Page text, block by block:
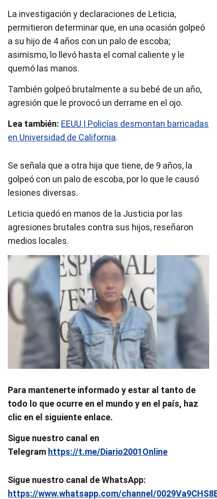
La investigación y declaraciones de Leticia,
permitieron determinar que, en una ocasión golpeó
a su hijo de 4 años con un palo de escoba;
asimismo, lo llevó hasta el comal caliente y le
quemó las manos.
También golpeó brutalmente a su bebé de un año,
agresión que le provocó un derrame en el ojo.
Lea también: EEUU | Policías desmontan barricadas
en Universidad de California.
Se señala que a otra hija que tiene, de 9 años, la
golpeó con un palo de escoba, por lo que le causó
lesiones diversas.
Leticia quedó en manos de la Justicia por las
agresiones brutales contra sus hijos, reseñaron
medios locales.
Para mantenerte informado y estar al tanto de
todo lo que ocurre en el mundo y en el país, haz
clic en el siguiente enlace.
Sigue nuestro canal en
Telegram https://t.me/Diario2001Online
Sigue nuestro canal de WhatsApp:
https://www.whatsapp.com/channel/